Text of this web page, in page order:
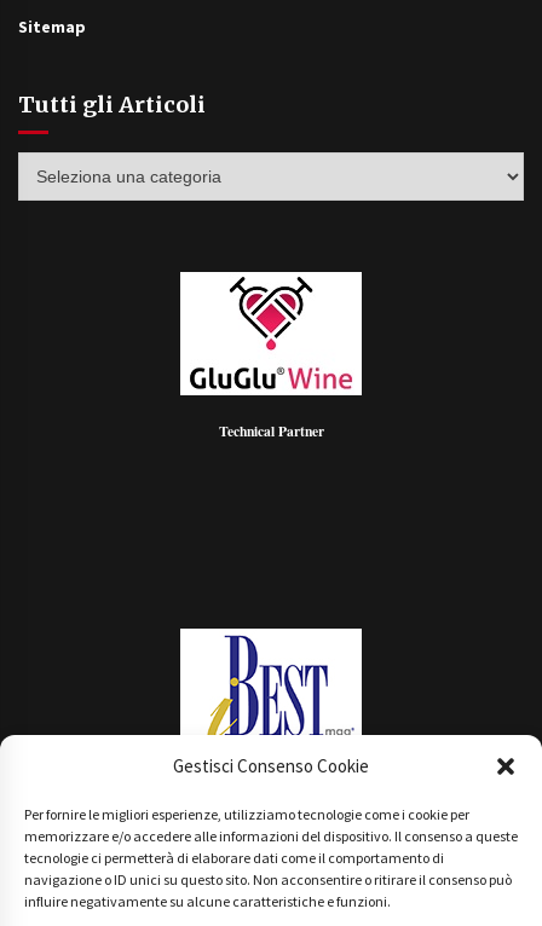
Gestisci Consenso Cookie
Per fornire le migliori esperienze, utilizziamo tecnologie come i cookie per
memorizzare e/o accedere alle informazioni del dispositivo. Il consenso a queste
tecnologie ci permetterà di elaborare dati come il comportamento di
navigazione o ID unici su questo sito. Non acconsentire o ritirare il consenso può
influire negativamente su alcune caratteristiche e funzioni.
Sitemap
Tutti gli Articoli
Technical Partner
Main Partner